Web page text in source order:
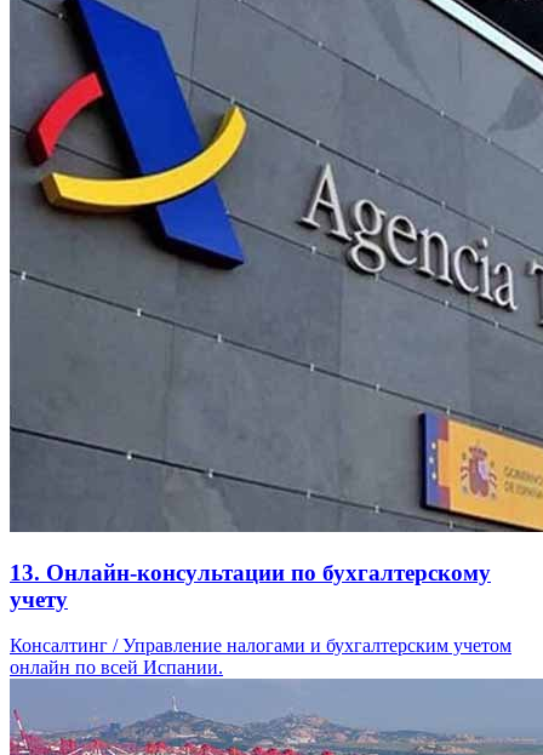
13. Онлайн-консультации по бухгалтерскому
учету
Консалтинг / Управление налогами и бухгалтерским учетом
онлайн по всей Испании.